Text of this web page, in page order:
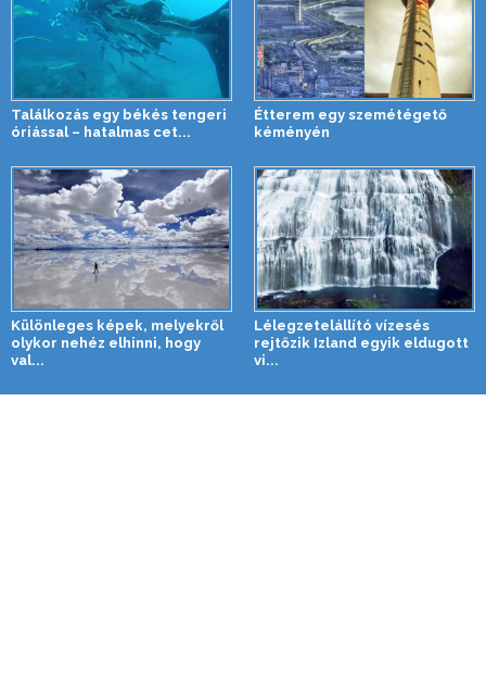
Találkozás egy békés tengeri
óriással – hatalmas cet...
Étterem egy szemétégető
kéményén
Különleges képek, melyekről
olykor nehéz elhinni, hogy
val...
Lélegzetelállító vízesés
rejtőzik Izland egyik eldugott
vi...